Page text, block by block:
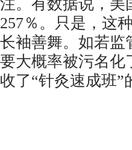
注。有数据说，美
257％。只是，这
长袖善舞。如若监
要大概率被污名化
收了“针灸速成班